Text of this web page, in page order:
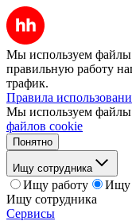
Мы используем файлы
правильную работу
трафик.
Правила
Мы используем файлы
файлов cookie
Понятно
Ищу сотрудника
Ищу работу
Ищу
Ищу сотрудника
Сервисы